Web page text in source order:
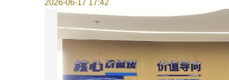
2026-06-17 17:42